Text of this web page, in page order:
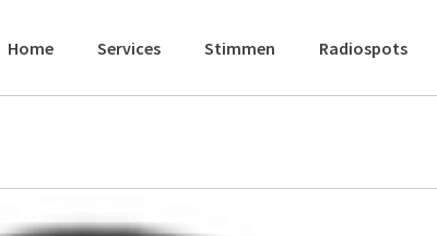
Home Services Stimmen Radiospots